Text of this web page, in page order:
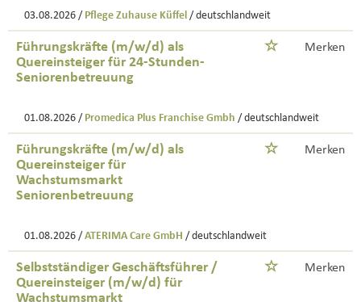
03.08.2026 / Pflege Zuhause Küffel / deutschlandweit
Führungskräfte (m/w/d) als
Quereinsteiger für 24-Stunden-
Seniorenbetreuung
Merken
01.08.2026 / Promedica Plus Franchise Gmbh / deutschlandweit
Führungskräfte (m/w/d) als
Quereinsteiger für
Wachstumsmarkt
Seniorenbetreuung
Merken
01.08.2026 / ATERIMA Care GmbH / deutschlandweit
Selbstständiger Geschäftsführer /
Quereinsteiger (m/w/d) für
Wachstumsmarkt
Merken